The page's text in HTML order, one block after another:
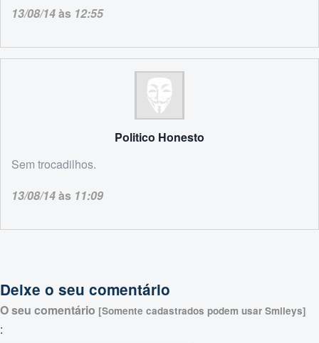
13/08/14às 12:55
Politico Honesto
Sem trocadilhos.
13/08/14às 11:09
Deixe o seu comentário
O seu comentário [Somente cadastrados podem usar Smileys]
: